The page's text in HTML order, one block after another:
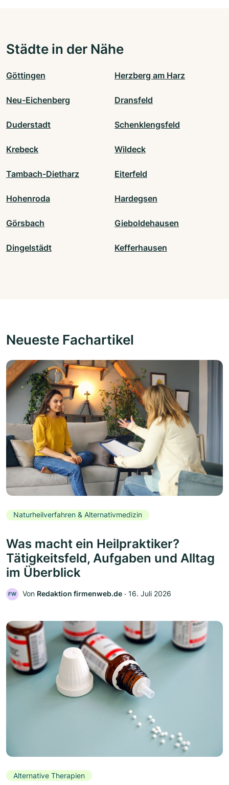
Städte in der Nähe
Göttingen Herzberg am Harz
Neu-Eichenberg Dransfeld
Duderstadt Schenklengsfeld
Krebeck Wildeck
Tambach-Dietharz Eiterfeld
Hohenroda Hardegsen
Görsbach Gieboldehausen
Dingelstädt Kefferhausen
Neueste Fachartikel
Naturheilverfahren & Alternativmedizin
Was macht ein Heilpraktiker?
Tätigkeitsfeld, Aufgaben und Alltag
im Überblick
FW Von Redaktion firmenweb.de ‧ 16. Juli 2026
Alternative Therapien